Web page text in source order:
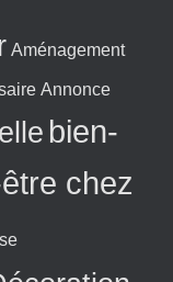
Aménagement
Annonce
bien-
chez